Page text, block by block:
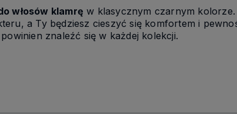
włosów klamrę w klasycznym czarnym kolorze.
a Ty będziesz cieszyć się komfortem i
znaleźć się w każdej kolekcji.